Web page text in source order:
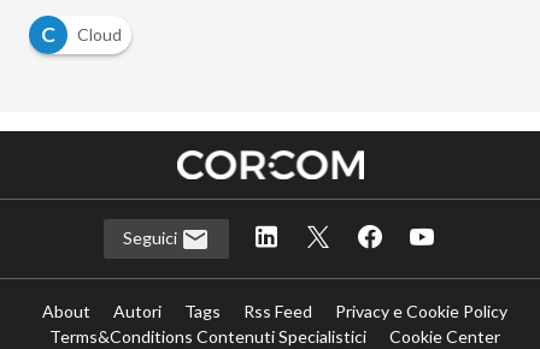
C
Cloud
Seguici
About Autori Tags Rss Feed
Privacy e Cookie Policy
Terms&Conditions Contenuti Specialistici
Cookie Center